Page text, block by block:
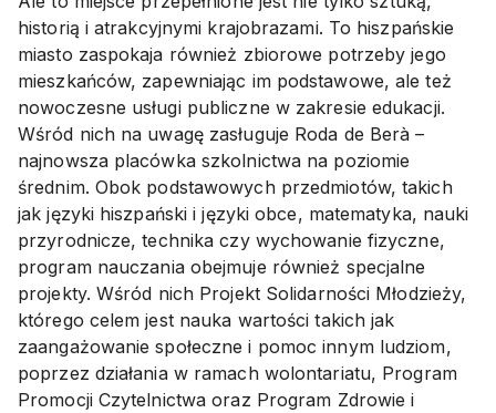
historią i atrakcyjnymi krajobrazami. To hiszpańskie
miasto zaspokaja również zbiorowe potrzeby jego
mieszkańców, zapewniając im podstawowe, ale też
nowoczesne usługi publiczne w zakresie edukacji.
Wśród nich na uwagę zasługuje Roda de Berà –
najnowsza placówka szkolnictwa na poziomie
średnim. Obok podstawowych przedmiotów, takich
jak języki hiszpański i języki obce, matematyka, nauki
przyrodnicze, technika czy wychowanie fizyczne,
program nauczania obejmuje również specjalne
projekty. Wśród nich Projekt Solidarności Młodzieży,
którego celem jest nauka wartości takich jak
zaangażowanie społeczne i pomoc innym ludziom,
poprzez działania w ramach wolontariatu, Program
Promocji Czytelnictwa oraz Program Zdrowie i